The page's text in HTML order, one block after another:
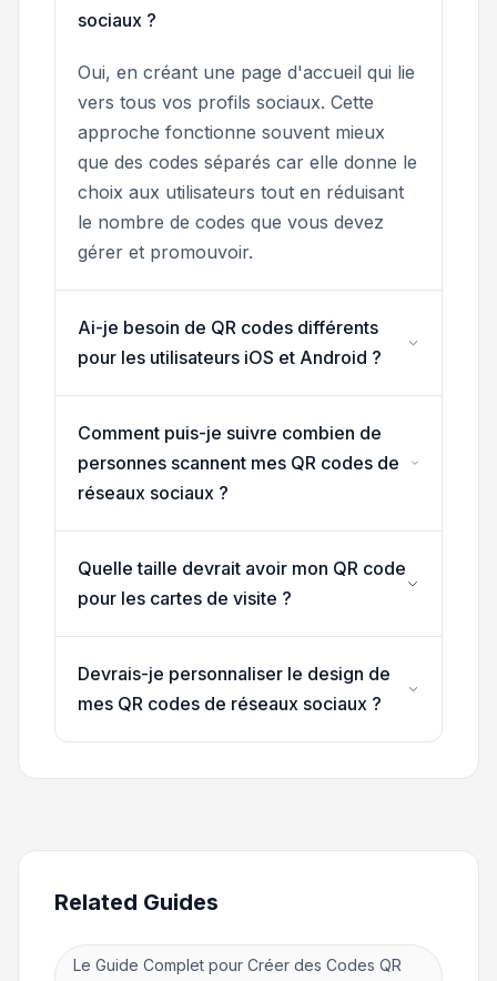
sociaux ?
Oui, en créant une page d'accueil qui lie
vers tous vos profils sociaux. Cette
approche fonctionne souvent mieux
que des codes séparés car elle donne le
choix aux utilisateurs tout en réduisant
le nombre de codes que vous devez
gérer et promouvoir.
Ai-je besoin de QR codes différents
pour les utilisateurs iOS et Android ?
Comment puis-je suivre combien de
personnes scannent mes QR codes de
réseaux sociaux ?
Quelle taille devrait avoir mon QR code
pour les cartes de visite ?
Devrais-je personnaliser le design de
mes QR codes de réseaux sociaux ?
Related Guides
Le Guide Complet pour Créer des Codes QR